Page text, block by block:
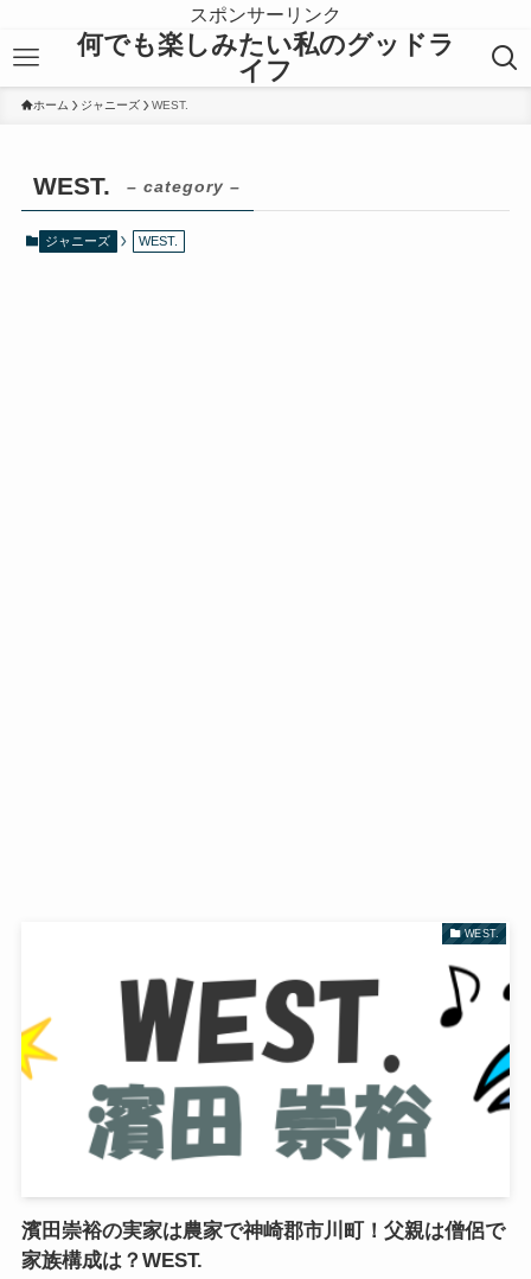
スポンサーリンク
何でも楽しみたい私のグッドラ
イフ
ホーム ジャニーズ WEST.
WEST. – category –
ジャニーズ WEST.
WEST.
濱田崇裕の実家は農家で神崎郡市川町！父親は僧侶で
家族構成は？WEST.